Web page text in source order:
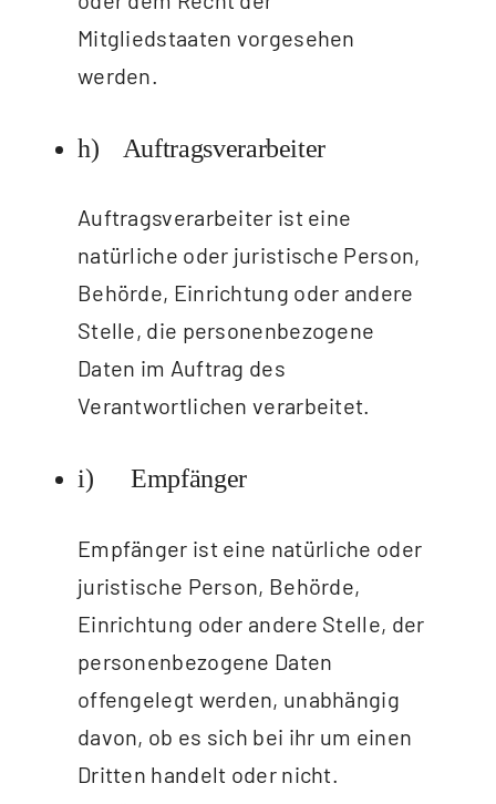
Mitgliedstaaten vorgesehen
werden.
h) Auftragsverarbeiter
Auftragsverarbeiter ist eine
natürliche oder juristische Person,
Behörde, Einrichtung oder andere
Stelle, die personenbezogene
Daten im Auftrag des
Verantwortlichen verarbeitet.
i) Empfänger
Empfänger ist eine natürliche oder
juristische Person, Behörde,
Einrichtung oder andere Stelle, der
personenbezogene Daten
offengelegt werden, unabhängig
davon, ob es sich bei ihr um einen
Dritten handelt oder nicht.